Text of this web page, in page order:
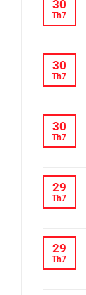
30
Th7
30
Th7
30
Th7
29
Th7
29
Th7